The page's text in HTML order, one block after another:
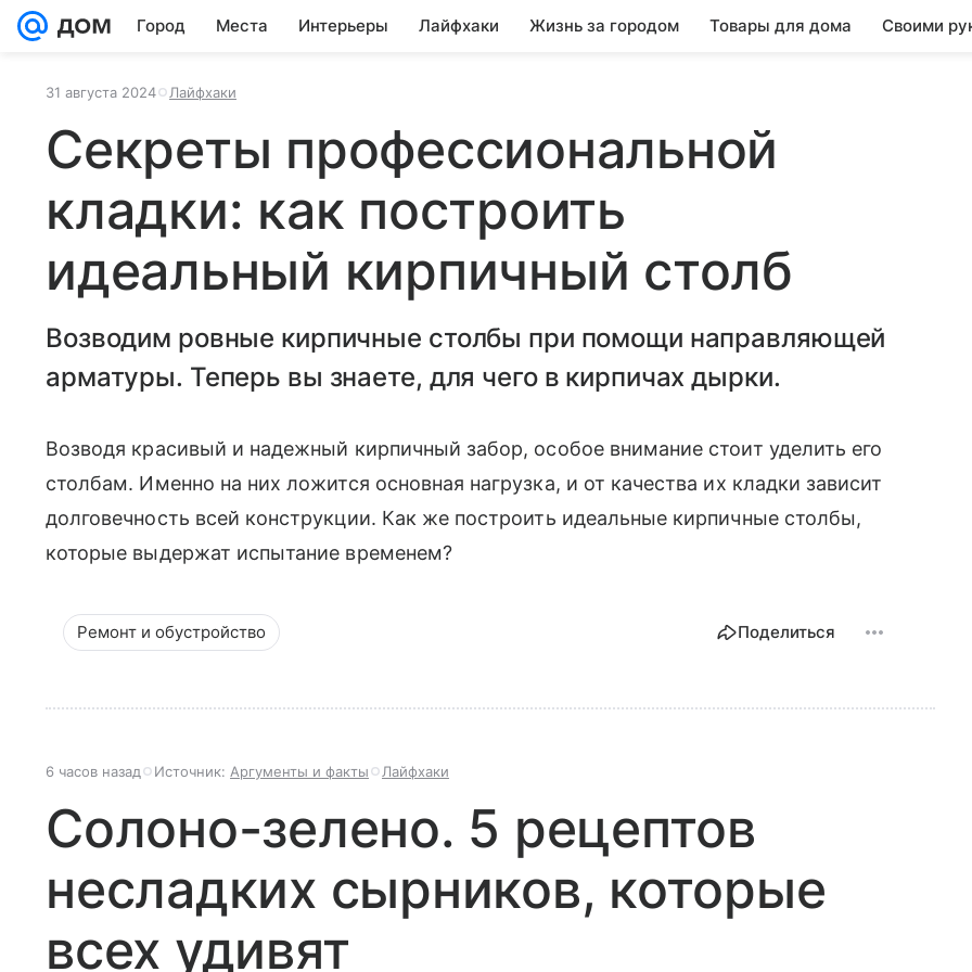
Город Места Интерьеры Лайфхаки Жизнь за городом Товары для дома Своими
31 августа 2024 Лайфхаки
Секреты профессиональной
кладки: как построить
идеальный кирпичный столб
Возводим ровные кирпичные столбы при помощи направляющей
арматуры. Теперь вы знаете, для чего в кирпичах дырки.
Возводя красивый и надежный кирпичный забор, особое внимание стоит уделить его
столбам. Именно на них ложится основная нагрузка, и от качества их кладки зависит
долговечность всей конструкции. Как же построить идеальные кирпичные столбы,
которые выдержат испытание временем?
Ремонт и обустройство Поделиться
6 часов назад Источник: Аргументы и факты Лайфхаки
Солоно-зелено. 5 рецептов
несладких сырников, которые
всех удивят